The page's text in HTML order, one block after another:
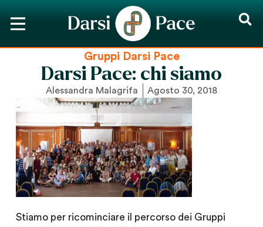
Gruppi Darsi Pace
Darsi Pace: chi siamo
Alessandra Malagrifa Agosto 30, 2018
Stiamo per ricominciare il percorso dei Gruppi